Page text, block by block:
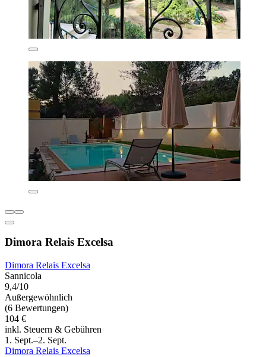
Dimora Relais Excelsa
Dimora Relais Excelsa
Sannicola
9,4/10
Außergewöhnlich
(6 Bewertungen)
104 €
inkl. Steuern & Gebühren
1. Sept.–2. Sept.
Dimora Relais Excelsa